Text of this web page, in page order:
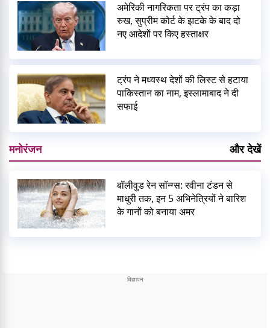
अमेरिकी नागरिकता पर ट्रंप का कड़ा
रुख, सुप्रीम कोर्ट के झटके के बाद दो
नए आदेशों पर किए हस्ताक्षर
ट्रंप ने मध्यस्थ देशों की लिस्ट से हटाया
पाकिस्तान का नाम, इस्लामाबाद ने दी
सफाई
मनोरंजन और देखें
बॉलीवुड रेन सॉन्ग्स: रवीना टंडन से
माधुरी तक, इन 5 अभिनेत्रियों ने बारिश
के गानों को बनाया अमर